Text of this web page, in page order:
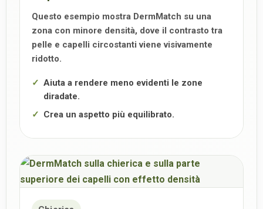
Questo esempio mostra DermMatch su una
zona con minore densità, dove il contrasto tra
pelle e capelli circostanti viene visivamente
ridotto.
Aiuta a rendere meno evidenti le zone
diradate.
Crea un aspetto più equilibrato.